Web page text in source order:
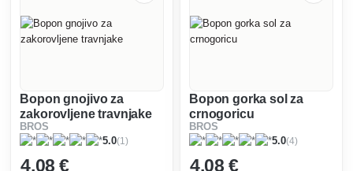
Bopon gnojivo za
zakorovljene travnjake
BROS
5.0(1)
4,08 €
Bopon gorka sol za
crnogoricu
BROS
5.0(4)
4,08 €